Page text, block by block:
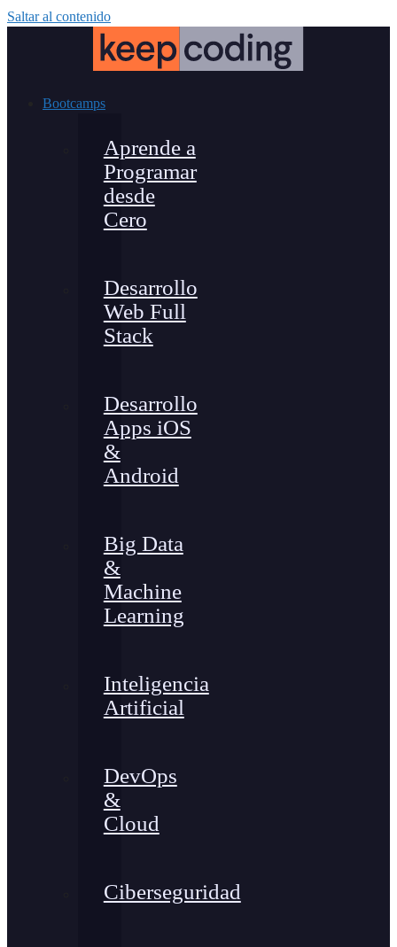
Saltar al contenido
Bootcamps
Aprende a
Programar
desde
Cero
Desarrollo
Web Full
Stack
Desarrollo
Apps iOS
&
Android
Big Data
&
Machine
Learning
Inteligencia
Artificial
DevOps
&
Cloud
Ciberseguridad